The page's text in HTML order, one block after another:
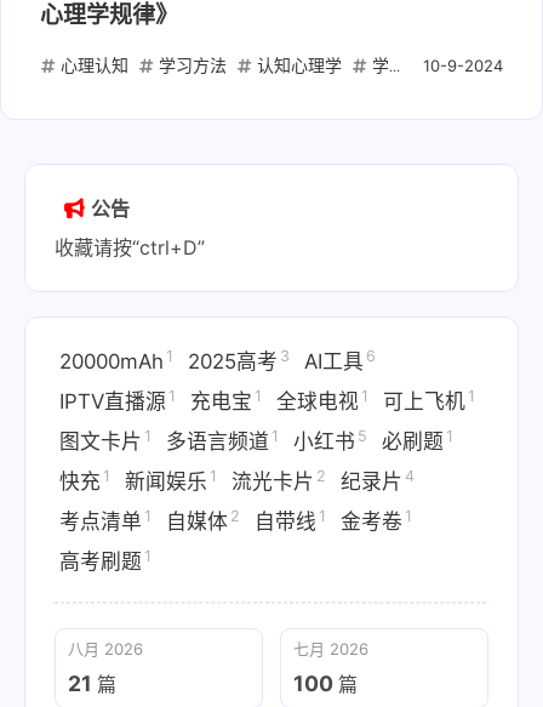
心理学规律》
10-9-2024
心理认知 学习方法 认知心理学 学习效率 心理学书
公告
收藏请按“ctrl+D”
20000mAh 1 2025高考 3 AI工具 6
IPTV直播源 1 充电宝 1 全球电视 1 可上飞机 1
图文卡片 1 多语言频道 1 小红书 5 必刷题 1
快充 1 新闻娱乐 1 流光卡片 2 纪录片 4
考点清单 1 自媒体 2 自带线 1 金考卷 1
高考刷题 1
八月 2026
21 篇
七月 2026
100 篇